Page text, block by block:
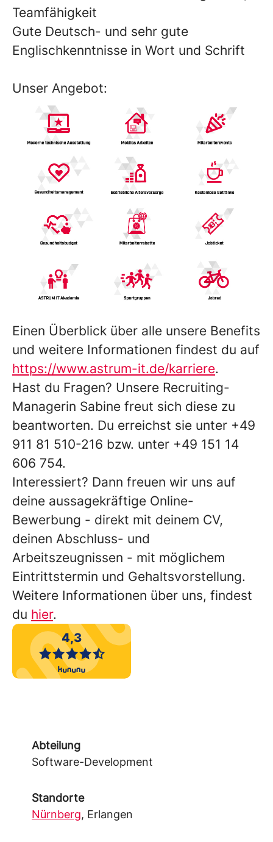
Teamfähigkeit
Gute Deutsch- und sehr gute
Englischkenntnisse in Wort und Schrift
Unser Angebot:
Einen Überblick über alle unsere Benefits
und weitere Informationen findest du auf
https://www.astrum-it.de/karriere.
Hast du Fragen? Unsere Recruiting-
Managerin Sabine freut sich diese zu
beantworten. Du erreichst sie unter +49
911 81 510-216 bzw. unter +49 151 14
606 754.
Interessiert? Dann freuen wir uns auf
deine aussagekräftige Online-
Bewerbung - direkt mit deinem CV,
deinen Abschluss- und
Arbeitszeugnissen - mit möglichem
Eintrittstermin und Gehaltsvorstellung.
Weitere Informationen über uns, findest
du hier.
Abteilung
Software-Development
Standorte
Nürnberg, Erlangen